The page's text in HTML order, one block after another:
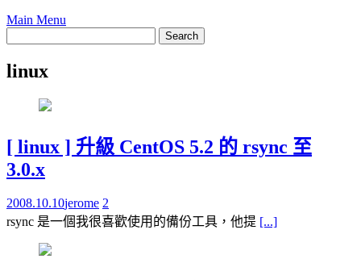
Main Menu
linux
[ linux ] 升級 CentOS 5.2 的 rsync 至
3.0.x
2008.10.10jerome 2
rsync 是一個我很喜歡使用的備份工具，他提 [...]